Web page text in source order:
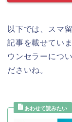
以下では、スマ
記事を載せてい
ウンセラーにつ
ださいね。